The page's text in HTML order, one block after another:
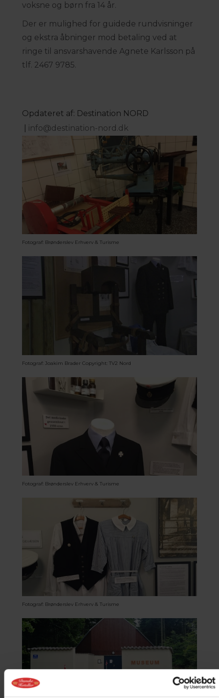
voksne og børn fra 14 år.
Der er mulighed for guidede rundvisninger
og ekstra åbninger mod betaling ved at
ringe til ansvarshavende Agnete Karlsson på
tlf. 2467 9785.
Opdateret af: Destination NORD
info@destination-nord.dk
Fotograf: Brønderslev Erhverv & Turisme
Fotograf: Joakim Brader Copyright: TV2 Nord
Fotograf: Brønderslev Erhverv & Turisme
Fotograf: Brønderslev Erhverv & Turisme